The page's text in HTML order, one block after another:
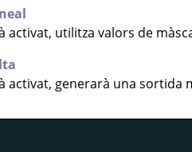
activat, utilitza valors de
activat, generarà una sortida